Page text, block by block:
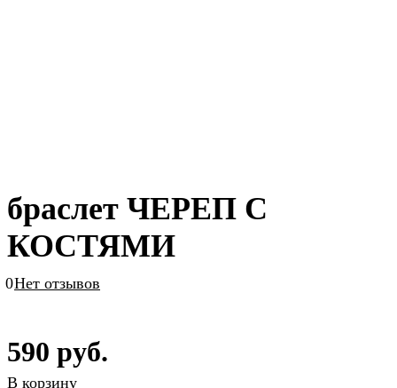
браслет ЧЕРЕП С
КОСТЯМИ
0Нет отзывов
590 руб.
В корзину